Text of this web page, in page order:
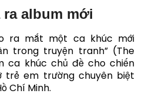
ra album mới
ra mắt một ca khúc mới
trong truyện tranh” (The
ca khúc chủ đề cho chiến
trẻ em trường chuyên biệt
Chí Minh.